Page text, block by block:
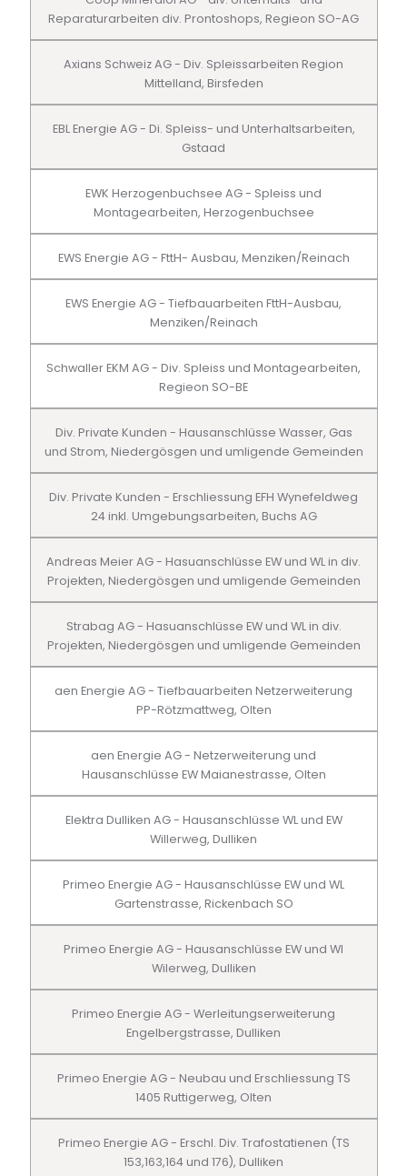
Reparaturarbeiten div. Prontoshops, Regieon SO-AG
Axians Schweiz AG - Div. Spleissarbeiten Region
Mittelland, Birsfeden
EBL Energie AG - Di. Spleiss- und Unterhaltsarbeiten,
Gstaad
EWK Herzogenbuchsee AG - Spleiss und
Montagearbeiten, Herzogenbuchsee
EWS Energie AG - FttH- Ausbau, Menziken/Reinach
EWS Energie AG - Tiefbauarbeiten FttH-Ausbau,
Menziken/Reinach
Schwaller EKM AG - Div. Spleiss und Montagearbeiten,
Regieon SO-BE
Div. Private Kunden - Hausanschlüsse Wasser, Gas
und Strom, Niedergösgen und umligende Gemeinden
Div. Private Kunden - Erschliessung EFH Wynefeldweg
24 inkl. Umgebungsarbeiten, Buchs AG
Andreas Meier AG - Hasuanschlüsse EW und WL in div.
Projekten, Niedergösgen und umligende Gemeinden
Strabag AG - Hasuanschlüsse EW und WL in div.
Projekten, Niedergösgen und umligende Gemeinden
aen Energie AG - Tiefbauarbeiten Netzerweiterung
PP-Rötzmattweg, Olten
aen Energie AG - Netzerweiterung und
Hausanschlüsse EW Maianestrasse, Olten
Elektra Dulliken AG - Hausanschlüsse WL und EW
Willerweg, Dulliken
Primeo Energie AG - Hausanschlüsse EW und WL
Gartenstrasse, Rickenbach SO
Primeo Energie AG - Hausanschlüsse EW und Wl
Wilerweg, Dulliken
Primeo Energie AG - Werleitungserweiterung
Engelbergstrasse, Dulliken
Primeo Energie AG - Neubau und Erschliessung TS
1405 Ruttigerweg, Olten
Primeo Energie AG - Erschl. Div. Trafostatienen (TS
153,163,164 und 176), Dulliken